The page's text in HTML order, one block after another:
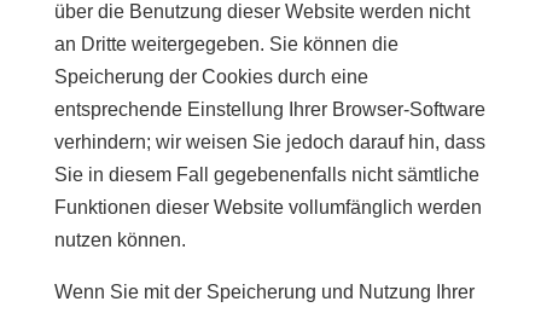
über die Benutzung dieser Website werden nicht
an Dritte weitergegeben. Sie können die
Speicherung der Cookies durch eine
entsprechende Einstellung Ihrer Browser-Software
verhindern; wir weisen Sie jedoch darauf hin, dass
Sie in diesem Fall gegebenenfalls nicht sämtliche
Funktionen dieser Website vollumfänglich werden
nutzen können.
Wenn Sie mit der Speicherung und Nutzung Ihrer